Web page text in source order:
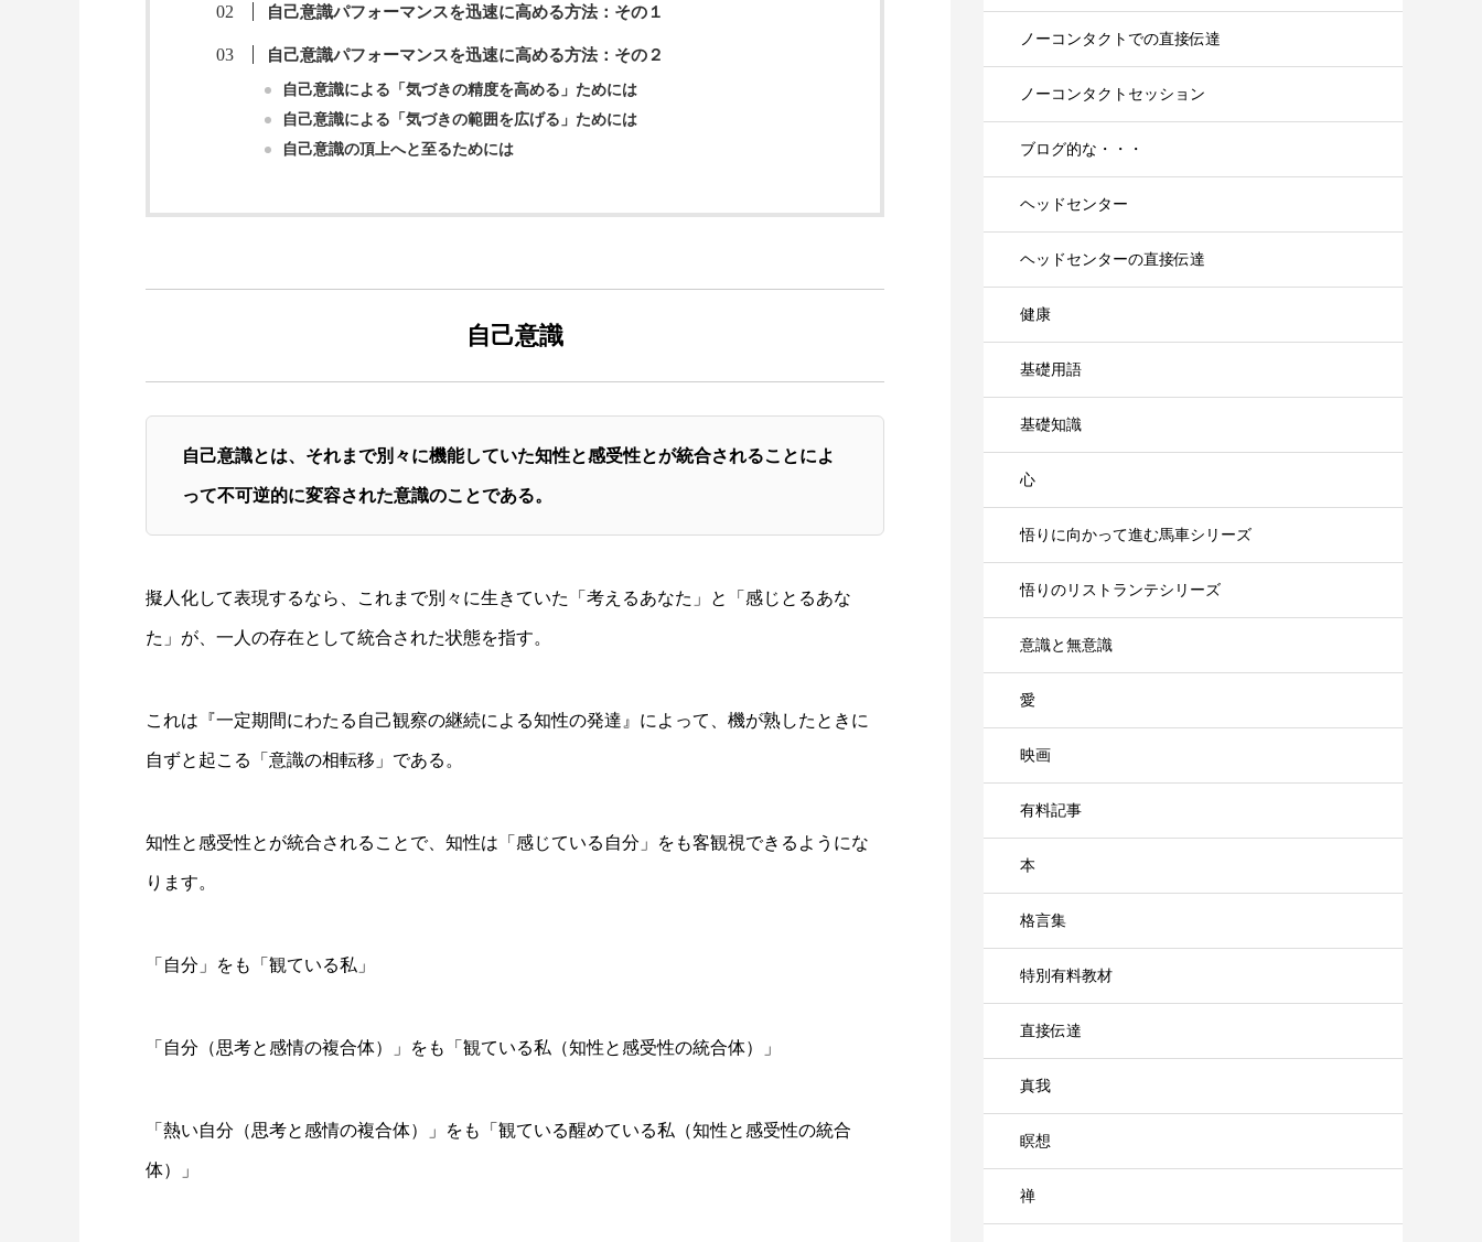
自己意識パフォーマンスを迅速に高める方法：その１
自己意識パフォーマンスを迅速に高める方法：その２
自己意識による「気づきの精度を高める」ためには
自己意識による「気づきの範囲を広げる」ためには
自己意識の頂上へと至るためには
自己意識
自己意識とは、それまで別々に機能していた知性と感受性とが統合されることによ
って不可逆的に変容された意識のことである。
擬人化して表現するなら、これまで別々に生きていた「考えるあなた」と「感じとるあな
た」が、一人の存在として統合された状態を指す。
これは『一定期間にわたる自己観察の継続による知性の発達』によって、機が熟したときに
自ずと起こる「意識の相転移」である。
知性と感受性とが統合されることで、知性は「感じている自分」をも客観視できるようにな
ります。
「自分」をも「観ている私」
「自分（思考と感情の複合体）」をも「観ている私（知性と感受性の統合体）」
「熱い自分（思考と感情の複合体）」をも「観ている醒めている私（知性と感受性の統合
体）」
ノーコンタクトでの直接伝達
ノーコンタクトセッション
ブログ的な・・・
ヘッドセンター
ヘッドセンターの直接伝達
健康
基礎用語
基礎知識
心
悟りに向かって進む馬車シリーズ
悟りのリストランテシリーズ
意識と無意識
愛
映画
有料記事
本
格言集
特別有料教材
直接伝達
真我
瞑想
禅